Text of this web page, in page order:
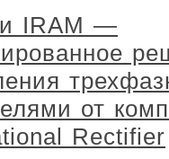
IRAM —
от
Rectifier